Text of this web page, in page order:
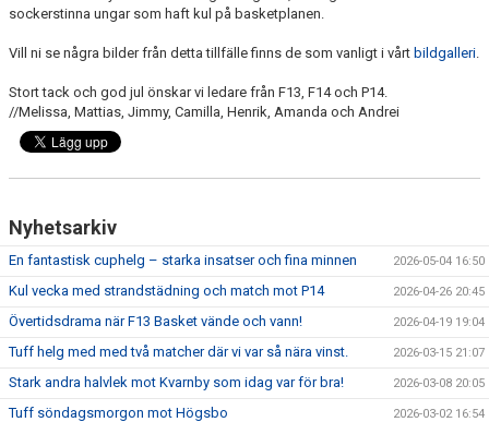
sockerstinna ungar som haft kul på basketplanen.
Vill ni se några bilder från detta tillfälle finns de som vanligt i vårt bildgalleri.
Stort tack och god jul önskar vi ledare från F13, F14 och P14.
//Melissa, Mattias, Jimmy, Camilla, Henrik, Amanda och Andrei
Nyhetsarkiv
En fantastisk cuphelg – starka insatser och fina minnen 2026-05-04 16:50
Kul vecka med strandstädning och match mot P14 2026-04-26 20:45
Övertidsdrama när F13 Basket vände och vann! 2026-04-19 19:04
Tuff helg med med två matcher där vi var så nära vinst. 2026-03-15 21:07
Stark andra halvlek mot Kvarnby som idag var för bra! 2026-03-08 20:05
Tuff söndagsmorgon mot Högsbo 2026-03-02 16:54